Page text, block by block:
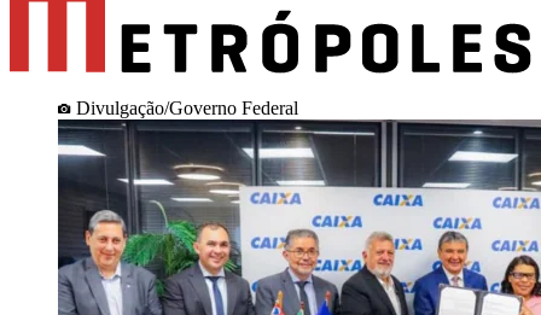
Divulgação/Governo Federal